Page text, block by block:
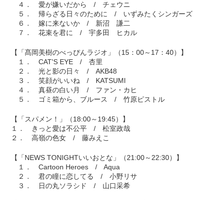
４． 愛が嫌いだから / チェウニ
５． 帰らざる日々のために / いずみたくシンガーズ
６． 嫁に来ないか / 新沼 謙二
７． 花束を君に / 宇多田 ヒカル
【「髙岡美樹のべっぴんラジオ」（15：00～17：40）】
１． CAT'S EYE / 杏里
２． 光と影の日々 / AKB48
３． 笑顔がいいね / KATSUMI
４． 真昼の白い月 / ファン・カヒ
５． ゴミ箱から、ブルース / 竹原ピストル
【「スパメン！」（18:00～19:45）】
１． きっと愛は不公平 / 松室政哉
２． 高嶺の色女 / 藤みえこ
【「NEWS TONIGHTいいおとな」（21:00～22:30）】
１． Cartoon Heroes / Aqua
２． 君の瞳に恋してる / 小野リサ
３． 日の丸ソラシド / 山口采希